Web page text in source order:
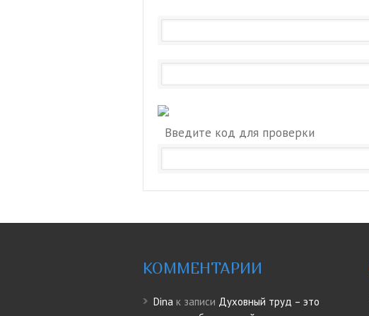
Введите код для проверки
КОММЕНТАРИИ
Dina к записи Духовный труд – это